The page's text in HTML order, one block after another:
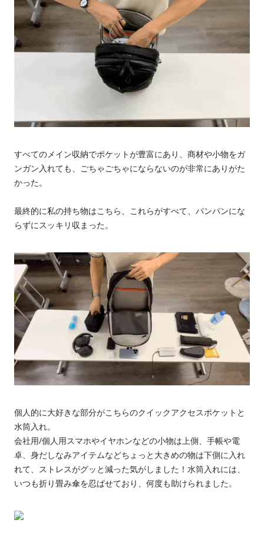
すべてのメイン収納でポケットが豊富にあり、商材や小物をガ
ンガン入れても、ごちゃごちゃにならないのが非常にありがた
かった。
最終的に私の持ち物はこちら、これらがすべて、パンパンにな
らずにスッキリ収まった。
個人的に大好きな部分がこちらのクイックアクセスポケットと
水筒入れ。
会社用/個人用スマホやイヤホンなどの小物は上側、手帳や電
卓、身だしなみアイテムなどちょっと大きめの物は下側に入れ
れて、ストレスがグッと減った気がしました！水筒入れには、
いつも折り畳み傘を忍ばせており、何度も助けられました。